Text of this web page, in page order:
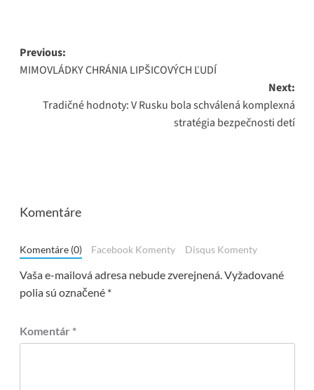
Post
navigation
Previous:
MIMOVLÁDKY CHRÁNIA LIPŠICOVÝCH ĽUDÍ
Next:
Tradičné hodnoty: V Rusku bola schválená komplexná
stratégia bezpečnosti detí
Komentáre
Komentáre (0) Facebook Komenty Disqus Komenty
Vaša e-mailová adresa nebude zverejnená.Vyžadované
polia sú označené *
Komentár *